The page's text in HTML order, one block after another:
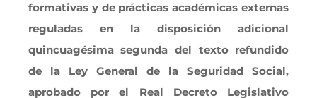
formativas y de prácticas académicas externas
reguladas en la disposición adicional
quincuagésima segunda del texto refundido
de la Ley General de la Seguridad Social,
aprobado por el Real Decreto Legislativo